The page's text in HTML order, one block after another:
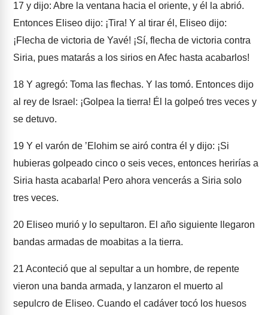
17 y dijo: Abre la ventana hacia el oriente, y él la abrió.
Entonces Eliseo dijo: ¡Tira! Y al tirar él, Eliseo dijo:
¡Flecha de victoria de Yavé! ¡Sí, flecha de victoria contra
Siria, pues matarás a los sirios en Afec hasta acabarlos!
18 Y agregó: Toma las flechas. Y las tomó. Entonces dijo
al rey de Israel: ¡Golpea la tierra! Él la golpeó tres veces y
se detuvo.
19 Y el varón de ʼElohim se airó contra él y dijo: ¡Si
hubieras golpeado cinco o seis veces, entonces herirías a
Siria hasta acabarla! Pero ahora vencerás a Siria solo
tres veces.
20 Eliseo murió y lo sepultaron. El año siguiente llegaron
bandas armadas de moabitas a la tierra.
21 Aconteció que al sepultar a un hombre, de repente
vieron una banda armada, y lanzaron el muerto al
sepulcro de Eliseo. Cuando el cadáver tocó los huesos